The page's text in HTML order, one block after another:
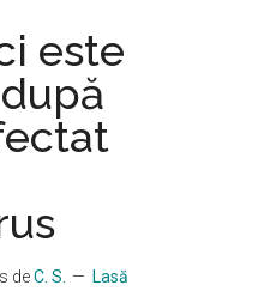
este
deC. S.
Lasă